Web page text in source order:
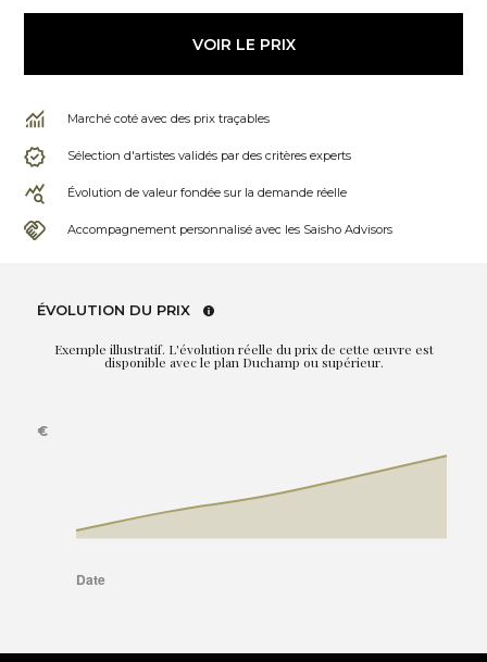
VOIR LE PRIX
Marché coté avec des prix traçables
Sélection d'artistes validés par des critères experts
Évolution de valeur fondée sur la demande réelle
Accompagnement personnalisé avec les Saisho Advisors
ÉVOLUTION DU PRIX
Exemple illustratif. L'évolution réelle du prix de cette œuvre est
disponible avec le plan Duchamp ou supérieur.